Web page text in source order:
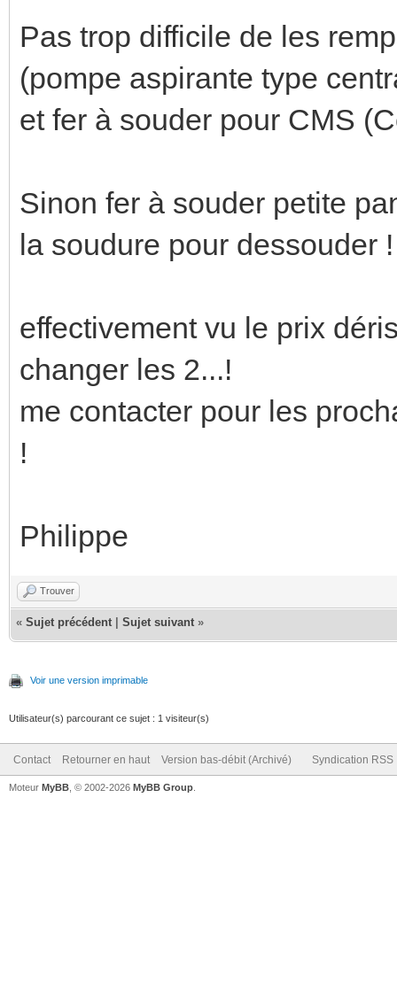
Pas trop difficile de les
(pompe aspirante type
et fer à souder pour CMS
Sinon fer à souder petite
la soudure pour dessouder !
effectivement vu le prix
changer les 2...!
me contacter pour les
!
Philippe
Trouver
« Sujet précédent Sujet suivant »
Voir une version imprimable
Utilisateur(s) parcourant ce sujet : 1 visiteur(s)
Contact Retourner en haut Version bas-débit (Archivé) Syndication RSS
Moteur MyBB , © 2002-2026 MyBB Group